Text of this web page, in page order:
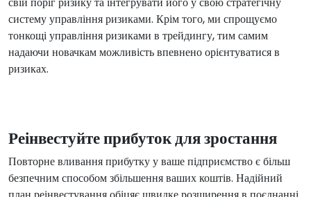
систему управління ризиками. Крім того, ми спрощуємо
тонкощі управління ризиками в трейдингу, тим самим
надаючи новачкам можливість впевнено орієнтуватися в
ризиках.
Реінвестуйте прибуток для зростання
Повторне вливання прибутку у ваше підприємство є більш
безпечним способом збільшення ваших коштів. Надійний